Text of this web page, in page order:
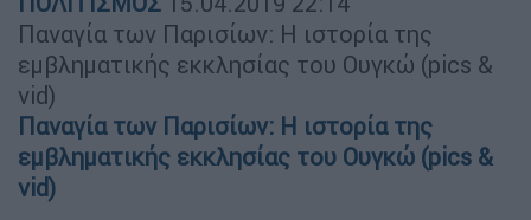
Παναγία των Παρισίων: Η ιστορία της
εμβληματικής εκκλησίας του Ουγκώ (pics &
vid)
Παναγία των Παρισίων: Η ιστορία της
εμβληματικής εκκλησίας του Ουγκώ (pics &
vid)